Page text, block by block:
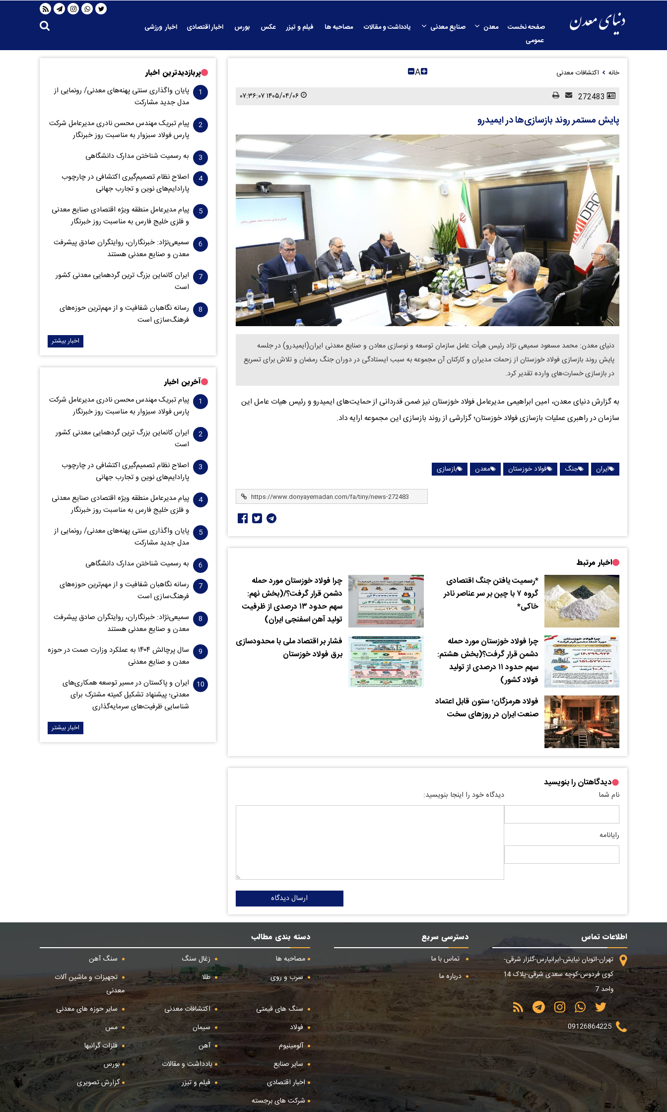
صفحه نخست معدن صنایع معدنی یادداشت و مقالات مصاحبه ها فیلم و تیزر عکس بورس اخبار اقتصادی
اخبار ورزشی
عمومی
خانه اکتشافات معدنی A
۱۴۰۵/۰۴/۰۶ ۰۷:۳۶:۰۷
پایش مستمر روند بازسازی‌ها در ایمیدرو
دنیای معدن: محمد مسعود سمیعی نژاد رئیس هیأت عامل سازمان توسعه و نوسازی معادن و صنایع معدنی ایران(ایمیدرو) در جلسه
پایش روند بازسازی فولاد خوزستان از زحمات مدیران و کارکنان آن مجموعه به سبب ایستادگی در دوران جنگ رمضان و تلاش برای تسریع
در بازسازی خسارت‌های وارده تقدیر کرد.
به گزارش دنیای معدن، امین ابراهیمی مدیرعامل فولاد خوزستان نیز ضمن قدردانی از حمایت‌های ایمیدرو و رئیس هیات عامل این
سازمان در راهبری عملیات بازسازی فولاد خوزستان؛ گزارشی از روند بازسازی این مجموعه ارایه داد.
ایران جنگ فولاد خوزستان معدن بازسازی
اخبار مرتبط
*رسمیت یافتن جنگ اقتصادی
گروه ۷ با چین بر سر عناصر نادر
خاکی*
چرا فولاد خوزستان مورد حمله
دشمن قرار گرفت؟/(بخش نهم:
سهم حدود ۱۳ درصدی از ظرفیت
تولید آهن اسفنجی ایران)
چرا فولاد خوزستان مورد حمله
دشمن قرار گرفت؟(بخش هشتم:
سهم حدود ۱۱ درصدی از تولید
فولاد کشور)
فشار بر اقتصاد ملی با محدودسازی
برق فولاد خوزستان
فولاد هرمزگان؛ ستون قابل اعتماد
صنعت ایران در روزهای سخت
دیدگاهتان را بنویسید
نام شما
رایانامه
دیدگاه خود را اینجا بنویسید:
ارسال دیدگاه
پربازدیدترین اخبار
پایان واگذاری‌ سنتی پهنه‌های معدنی/ رونمایی از
مدل جدید مشارکت
پیام تبریک مهندس محسن نادری مدیرعامل شرکت
پارس فولاد سبزوار به مناسبت روز خبرنگار
به رسمیت شناختن مدارک دانشگاهی
اصلاح نظام تصمیم‌گیری اکتشافی در چارچوب
پارادایم‌های نوین و تجارب جهانی
پیام مدیرعامل منطقه ویژه اقتصادی صنایع معدنی
و فلزی خلیج فارس به مناسبت روز خبرنگار‌
سمیعی‌نژاد: خبرنگاران، روایتگران صادق پیشرفت
معدن و صنایع معدنی هستند
ایران کانماین بزرگ ترین گردهمایی معدنی کشور
است
رسانه نگاهبان شفافیت و از مهم‌ترین حوزه‌های
فرهنگ‌سازی است
اخبار بیشتر
آخرین اخبار
پیام تبریک مهندس محسن نادری مدیرعامل شرکت
پارس فولاد سبزوار به مناسبت روز خبرنگار
ایران کانماین بزرگ ترین گردهمایی معدنی کشور
است
اصلاح نظام تصمیم‌گیری اکتشافی در چارچوب
پارادایم‌های نوین و تجارب جهانی
پیام مدیرعامل منطقه ویژه اقتصادی صنایع معدنی
و فلزی خلیج فارس به مناسبت روز خبرنگار‌
پایان واگذاری‌ سنتی پهنه‌های معدنی/ رونمایی از
مدل جدید مشارکت
به رسمیت شناختن مدارک دانشگاهی
رسانه نگاهبان شفافیت و از مهم‌ترین حوزه‌های
فرهنگ‌سازی است
سمیعی‌نژاد: خبرنگاران، روایتگران صادق پیشرفت
معدن و صنایع معدنی هستند
سال پرچالش ۱۴۰۴ به عملکرد وزارت صمت در حوزه
معدن و صنایع معدنی
ایران و پاکستان در مسیر توسعه همکاری‌های
معدنی؛ پیشنهاد تشکیل کمیته مشترک برای
شناسایی ظرفیت‌های سرمایه‌گذاری
اخبار بیشتر
اطلاعات تماس
تهران-اتوبان نیایش-ایرانپارس-گلزار شرقی-
کوی فردوس-کوچه سعدی شرقی-پلاک 14
واحد 7
09126864225
دسترسی سریع
تماس با ما
درباره ما
دسته بندی مطالب
مصاحبه ها
زغال سنگ
سنگ آهن
سرب و روی
طلا
تجهیزات و ماشین آلات
معدنی
سنگ های قیمتی
اکتشافات معدنی
سایر حوزه های معدنی
فولاد
سیمان
مس
آلومینیوم
آهن
فلزات گرانبها
سایر صنایع
یادداشت و مقالات
بورس
اخبار اقتصادی
فیلم و تیزر
گزارش تصویری
شرکت های برجسته